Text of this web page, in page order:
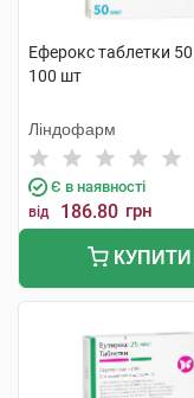
Еферокс таблетки
100 шт
Ліндофарм
Є в наявності
від 186.80 грн
КУПИТИ